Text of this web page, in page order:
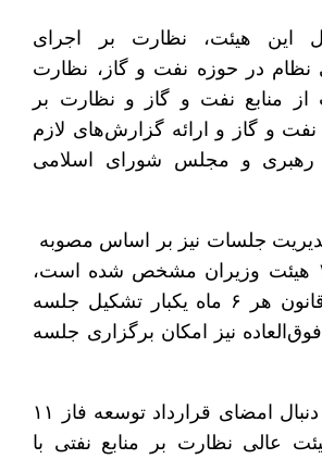
این هیئت، نظارت بر اجرای
در حوزه نفت و گاز، نظارت
از منابع نفت و گاز و نظارت بر
نفت و گاز و ارائه گزارش‌های لازم
رهبری و مجلس شورای اسلامی
جلسات نیز بر اساس مصوبه
۲۱ مهرماه ۱۳۹۲ هیئت وزیران مشخص شده است،
این هیئت طبق قانون هر ۶ ماه یکبار تشکیل جلسه
نیز امکان برگزاری جلسه
در این باره و به دنبال امضای قرارداد توسعه فاز ۱۱
عالی نظارت بر منابع نفتی با